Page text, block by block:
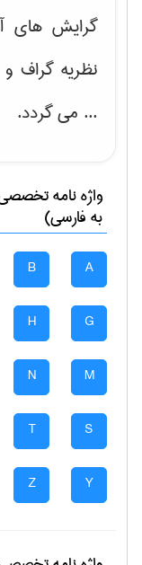
گرایش های
نظریه گراف و
... می گردد.
واژه نامه
به فارسی)
A
B
G
H
M
N
S
T
Y
Z